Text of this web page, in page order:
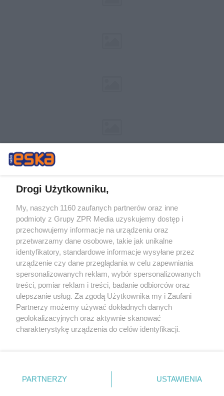
Żaden utwór zamieszczony w serwisie nie może być powielany i
rozpowszechniany lub dalej rozpowszechniany w jakikolwiek sposób (w
tym także elektroniczny lub mechaniczny) na jakimkolwiek polu
eksploatacji w jakiejkolwiek formie, włącznie z umieszczaniem w
Internecie bez pisemnej zgody właściciela praw. Jakiekolwiek użycie lub
wykorzystanie utworów w całości lub w części z naruszeniem prawa,
tzn. bez właściwej zgody, jest zabronione pod groźbą kary i może być
ścigane prawnie.
Drogi Użytkowniku,
My, naszych 1160 zaufanych partnerów oraz inne
podmioty z Grupy ZPR Media uzyskujemy dostęp i
przechowujemy informacje na urządzeniu oraz
przetwarzamy dane osobowe, takie jak unikalne
identyfikatory, standardowe informacje wysyłane przez
urządzenie czy dane przeglądania w celu zapewniania
spersonalizowanych reklam, wybór spersonalizowanych
treści, pomiar reklam i treści, badanie odbiorców oraz
ulepszanie usług. Za zgodą Użytkownika my i Zaufani
Partnerzy możemy używać dokładnych danych
geolokalizacyjnych oraz aktywnie skanować
charakterystykę urządzenia do celów identyfikacji.
zmienić/wycofać klikając przycisk ustawień prywatności
znajdujący się w lewym dolnym rogu strony
PARTNERZY USTAWIENIA